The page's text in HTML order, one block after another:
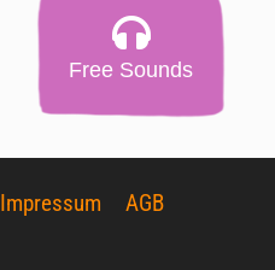
Free Sounds
Impressum
AGB